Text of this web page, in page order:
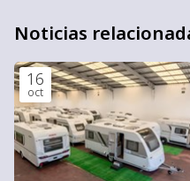
Noticias
16
oct